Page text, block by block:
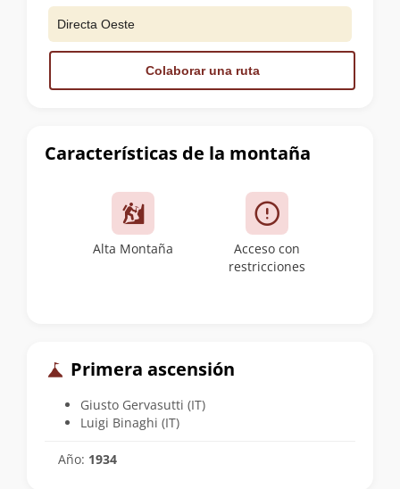
Características de la montaña
Alta Montaña
Acceso con
restricciones
Primera ascensión
Giusto Gervasutti (IT)
Luigi Binaghi (IT)
Año: 1934
Directa Oeste
Colaborar una ruta